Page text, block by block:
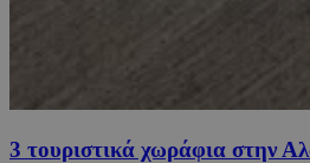
3 τουριστικά χωράφια στην